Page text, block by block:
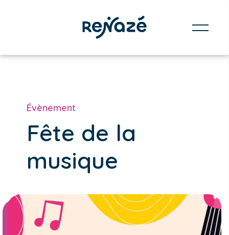
Évènement
Fête de la
musique